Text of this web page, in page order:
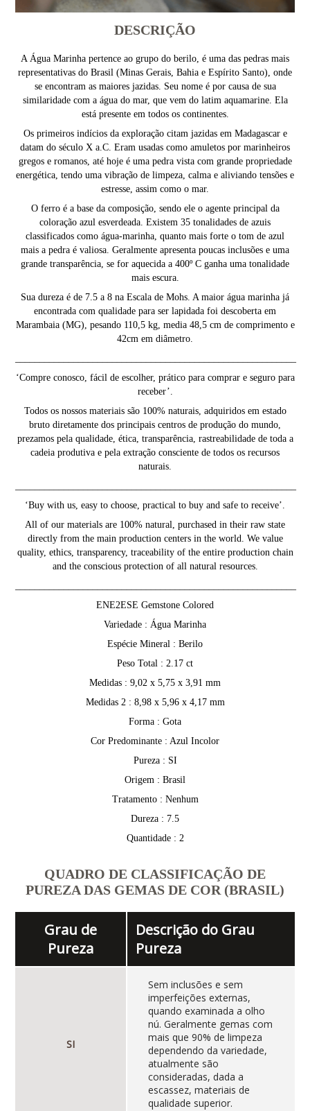
DESCRIÇÃO
A Água Marinha pertence ao grupo do berilo, é uma das pedras mais
representativas do Brasil (Minas Gerais, Bahia e Espírito Santo), onde
se encontram as maiores jazidas. Seu nome é por causa de sua
similaridade com a água do mar, que vem do latim aquamarine. Ela
está presente em todos os continentes.
Os primeiros indícios da exploração citam jazidas em Madagascar e
datam do século X a.C. Eram usadas como amuletos por marinheiros
gregos e romanos, até hoje é uma pedra vista com grande propriedade
energética, tendo uma vibração de limpeza, calma e aliviando tensões e
estresse, assim como o mar.
O ferro é a base da composição, sendo ele o agente principal da
coloração azul esverdeada. Existem 35 tonalidades de azuis
classificados como água-marinha, quanto mais forte o tom de azul
mais a pedra é valiosa. Geralmente apresenta poucas inclusões e uma
grande transparência, se for aquecida a 400º C ganha uma tonalidade
mais escura.
Sua dureza é de 7.5 a 8 na Escala de Mohs. A maior água marinha já
encontrada com qualidade para ser lapidada foi descoberta em
Marambaia (MG), pesando 110,5 kg, media 48,5 cm de comprimento e
42cm em diâmetro.
‘Compre conosco, fácil de escolher, prático para comprar e seguro para
receber’.
Todos os nossos materiais são 100% naturais, adquiridos em estado
bruto diretamente dos principais centros de produção do mundo,
prezamos pela qualidade, ética, transparência, rastreabilidade de toda a
cadeia produtiva e pela extração consciente de todos os recursos
naturais.
‘Buy with us, easy to choose, practical to buy and safe to receive’.
All of our materials are 100% natural, purchased in their raw state
directly from the main production centers in the world. We value
quality, ethics, transparency, traceability of the entire production chain
and the conscious protection of all natural resources.
ENE2ESE Gemstone Colored
Variedade : Água Marinha
Espécie Mineral : Berilo
Peso Total : 2.17 ct
Medidas : 9,02 x 5,75 x 3,91 mm
Medidas 2 : 8,98 x 5,96 x 4,17 mm
Forma : Gota
Cor Predominante : Azul Incolor
Pureza : SI
Origem : Brasil
Tratamento : Nenhum
Dureza : 7.5
Quantidade : 2
QUADRO DE CLASSIFICAÇÃO DE
PUREZA DAS GEMAS DE COR (BRASIL)
Grau de
Pureza
Descrição do Grau
Pureza
SI
Sem inclusões e sem
imperfeições externas,
quando examinada a olho
nú. Geralmente gemas com
mais que 90% de limpeza
dependendo da variedade,
atualmente são
consideradas, dada a
escassez, materiais de
qualidade superior.